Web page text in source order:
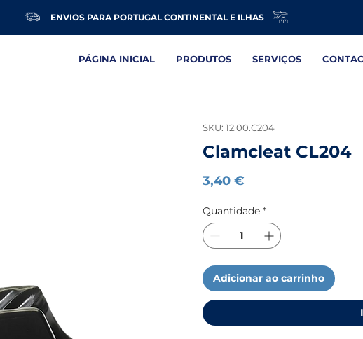
ENVIOS PARA PORTUGAL CONTINENTAL E ILHAS
PÁGINA INICIAL PRODUTOS SERVIÇOS
SKU: 12.00.C204
Clamcleat CL204
3,40 €
Quantidade *
Adicionar ao carrinho